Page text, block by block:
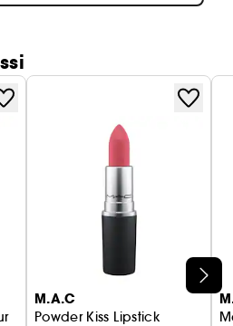
M.A.C
Powder Kiss Lipstick